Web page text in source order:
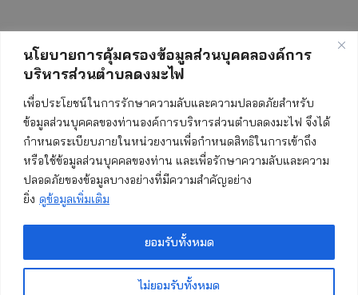
นโยบายการคุ้มครองข้อมูลส่วนบุคคลองค์การ
บริหารส่วนตำบลดงมะไฟ
เพื่อประโยชน์ในการรักษาความลับและความปลอดภัยสำหรับ
ข้อมูลส่วนบุคคลของท่านองค์การบริหารส่วนตำบลดงมะไฟ จึงได้
กำหนดระเบียบภายในหน่วยงานเพื่อกำหนดสิทธิในการเข้าถึง
หรือใช้ข้อมูลส่วนบุคคลของท่าน และเพื่อรักษาความลับและความ
ปลอดภัยของข้อมูลบางอย่างที่มีความสำคัญอย่าง
ยิ่ง ดูข้อมูลเพิ่มเติม
ไม่ยอมรับทั้งหมด
ยอมรับทั้งหมด
สถิติการเข้าชมเว็บไซต์
552293
ทั้งหมด:
วันนี้:
เมื่อวาน:
19 พฤษภาคม 2560
เริ่มนับ: